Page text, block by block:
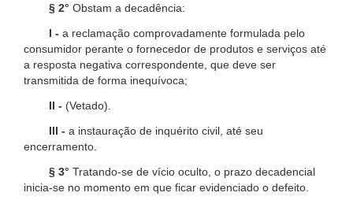
§ 2° Obstam a decadência:
I - a reclamação comprovadamente formulada pelo
consumidor perante o fornecedor de produtos e serviços até
a resposta negativa correspondente, que deve ser
transmitida de forma inequívoca;
II - (Vetado).
III - a instauração de inquérito civil, até seu
encerramento.
§ 3° Tratando-se de vício oculto, o prazo decadencial
inicia-se no momento em que ficar evidenciado o defeito.